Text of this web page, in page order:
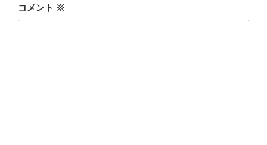
コメント ※